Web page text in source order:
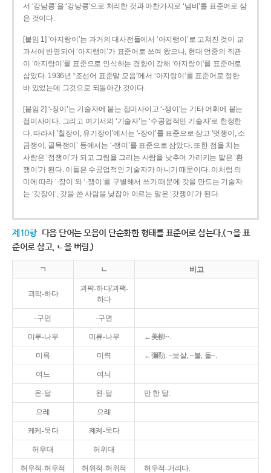
서 ‘강남콩’을 ‘강낭콩’으로 처리한 것과 마찬가지로 ‘냄비’를 표준어로 삼
은 것이다.
[붙임 1] ‘아지랑이’는 과거의 대사전들에서 ‘아지랭이’로 고쳐진 것이 교
과서에 반영되어 ‘아지랭이’가 표준어로 쓰여 왔으나, 현대 언중의 직관
이 ‘아지랑이’를 표준으로 인식하는 경향이 강해 ‘아지랑이’를 표준어로
삼았다. 1936년 “조선어 표준말 모음”에서 ‘아지랑이’를 표준어로 정한
바 있었는데 그것으로 되돌아간 것이다.
[붙임 2] ‘-장이’는 기술자에 붙는 접미사이고 ‘-쟁이’는 기타 어휘에 붙는
접미사이다. 그리고 여기서의 ‘기술자’는 ‘수공업적인 기술자’로 한정한
다. 따라서 ‘칠장이, 유기장이’에서는 ‘-장이’를 표준으로 삼고 ‘멋쟁이, 소
금쟁이, 골목쟁이’ 등에서는 ‘-쟁이’를 표준으로 삼았다. 또한 점을 치는
사람은 ‘점쟁이’가 되고 그림을 그리는 사람을 낮추어 가리키는 말은 ‘환
쟁이’가 된다. 이들은 수공업적인 기술자가 아니기 때문이다. 이처럼 의
미에 따라 ‘-장이’와 ‘-쟁이’를 구별해서 쓰기 때문에 갓을 만드는 기술자
는 ‘갓장이’, 갓을 쓴 사람을 낮잡아 이르는 말은 ‘갓쟁이’가 된다.
제10항 다음 단어는 모음이 단순화한 형태를 표준어로 삼는다.(ㄱ을 표
준어로 삼고, ㄴ을 버림.)
ㄱ ㄴ 비고
괴팍-하다
괴퍅-하다/괴팩-
하다
-구먼 -구면
미루-나무 미류-나무 ←美柳~.
미륵 미력 ←彌勒. ~보살, ~불, 돌~.
여느 여늬
온-달 왼-달 만 한 달.
으레 으례
케케-묵다 켸켸-묵다
허우대 허위대
허우적-허우적 허위적-허위적 허우적-거리다.